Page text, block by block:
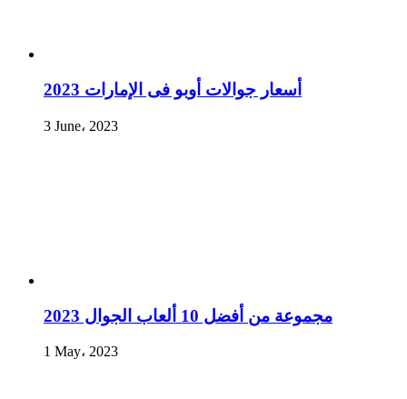
أسعار جوالات أوبو فى الإمارات 2023
3 June، 2023
مجموعة من أفضل 10 ألعاب الجوال 2023
1 May، 2023